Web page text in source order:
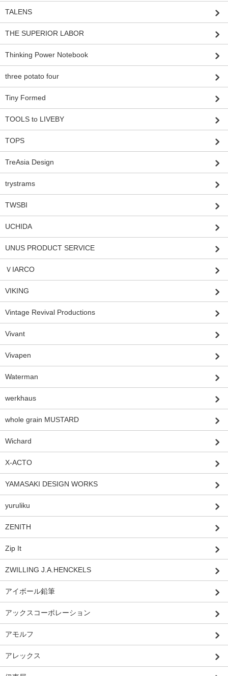
TALENS
THE SUPERIOR LABOR
Thinking Power Notebook
three potato four
Tiny Formed
TOOLS to LIVEBY
TOPS
TreAsia Design
trystrams
TWSBI
UCHIDA
UNUS PRODUCT SERVICE
ＶIARCO
VIKING
Vintage Revival Productions
Vivant
Vivapen
Waterman
werkhaus
whole grain MUSTARD
Wichard
X-ACTO
YAMASAKI DESIGN WORKS
yuruliku
ZENITH
Zip It
ZWILLING J.A.HENCKELS
アイボール鉛筆
アックスコーポレーション
アモルフ
アレックス